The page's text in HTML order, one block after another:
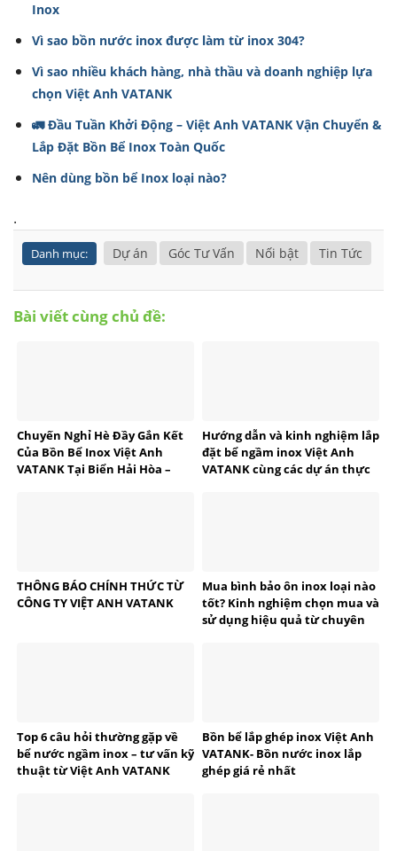
Inox
Vì sao bồn nước inox được làm từ inox 304?
Vì sao nhiều khách hàng, nhà thầu và doanh nghiệp lựa
chọn Việt Anh VATANK
🚛 Đầu Tuần Khởi Động – Việt Anh VATANK Vận Chuyển &
Lắp Đặt Bồn Bể Inox Toàn Quốc
Nên dùng bồn bể Inox loại nào?
.
Danh mục: Dự án Góc Tư Vấn Nối bật Tin Tức
Bài viết cùng chủ đề:
Chuyến Nghỉ Hè Đầy Gắn Kết
Của Bồn Bể Inox Việt Anh
VATANK Tại Biển Hải Hòa –
Hướng dẫn và kinh nghiệm lắp
đặt bể ngầm inox Việt Anh
VATANK cùng các dự án thực
THÔNG BÁO CHÍNH THỨC TỪ
CÔNG TY VIỆT ANH VATANK
Mua bình bảo ôn inox loại nào
tốt? Kinh nghiệm chọn mua và
sử dụng hiệu quả từ chuyên
Top 6 câu hỏi thường gặp về
bể nước ngầm inox – tư vấn kỹ
thuật từ Việt Anh VATANK
Bồn bể lắp ghép inox Việt Anh
VATANK- Bồn nước inox lắp
ghép giá rẻ nhất